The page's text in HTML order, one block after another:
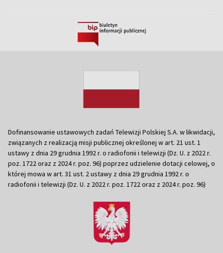
Dofinansowanie ustawowych zadań Telewizji Polskiej S.A. w likwidacji,
związanych z realizacją misji publicznej określonej w art. 21 ust. 1
ustawy z dnia 29 grudnia 1992 r. o radiofonii i telewizji (Dz. U. z 2022 r.
poz. 1722 oraz z 2024 r. poz. 96) poprzez udzielenie dotacji celowej, o
której mowa w art. 31 ust. 2 ustawy z dnia 29 grudnia 1992 r. o
radiofonii i telewizji (Dz. U. z 2022 r. poz. 1722 oraz z 2024 r. poz. 96)